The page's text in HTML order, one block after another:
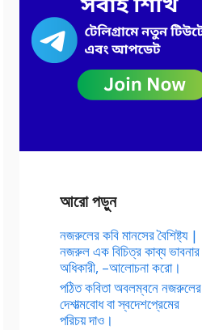
আরো পড়ুন
নজরুলের কবি মানসের বৈশিষ্ট্য |
নজরুল এক বিচিত্র কাব্য ভাবনার
অধিকারী, –আলোচনা করো।
পঠিত কবিতা অবলম্বনে নজরুলের
দেশাত্মবোধ বা স্বদেশপ্রেমের
পরিচয় দাও।